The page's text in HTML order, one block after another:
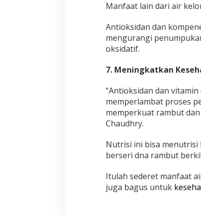
Manfaat lain dari air
Antioksidan dan
mengurangi
oksidatif.
7. Meningkatkan
“Antioksidan dan
memperlambat proses
memperkuat rambut
Chaudhry.
Nutrisi ini bisa menutrisi
berseri dna rambut
Itulah sederet manfaat
juga bagus untuk